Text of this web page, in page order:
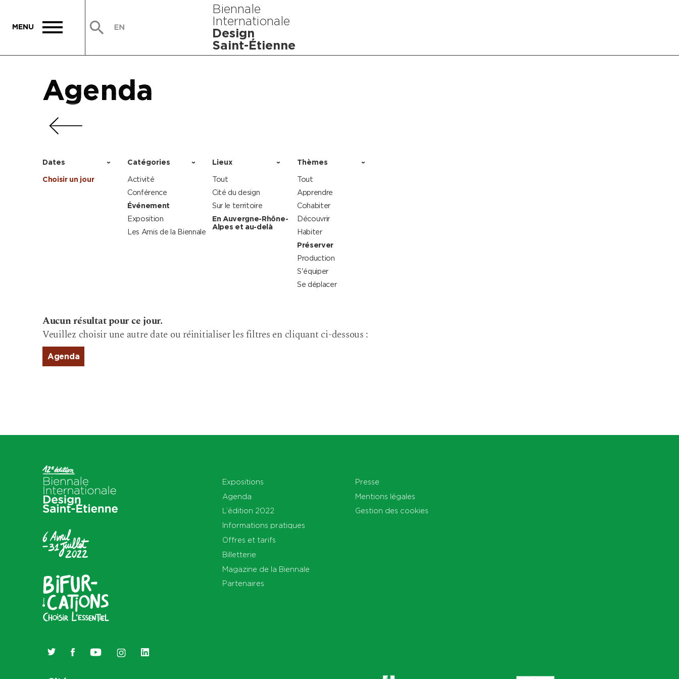
Biennale
Internationale
Design
Saint-Étienne
Agenda
Agenda
Agenda
Agenda
Dates
Choisir un jour
Catégories
Activité
Conférence
Événement
Exposition
Les Amis de la Biennale
Lieux
Tout
Cité du design
Sur le territoire
En Auvergne-Rhône-
Alpes et au-delà
Thèmes
Tout
Apprendre
Cohabiter
Découvrir
Habiter
Préserver
Production
S'équiper
Se déplacer
Aucun résultat pour ce jour.
Veuillez choisir une autre date ou réinitialiser les filtres en cliquant ci-dessous :
Agenda
Expositions
Agenda
L’édition 2022
Informations pratiques
Offres et tarifs
Billetterie
Magazine de la Biennale
Partenaires
Presse
Mentions légales
Gestion des cookies